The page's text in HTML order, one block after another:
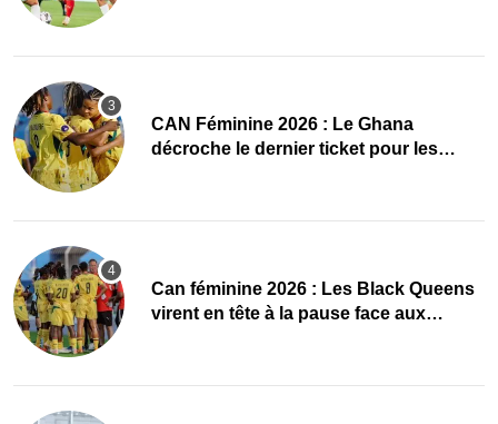
CAN Féminine 2026 : Le Ghana
décroche le dernier ticket pour les
‎Can féminine 2026 : Les Black Queens
virent en tête à la pause face aux